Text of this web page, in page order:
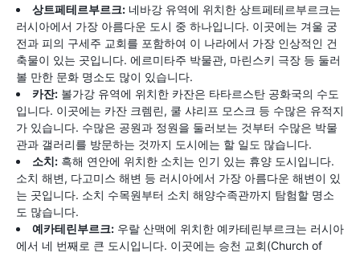
상트페테르부르크: 네바강 유역에 위치한 상트페테르부르크는
러시아에서 가장 아름다운 도시 중 하나입니다. 이곳에는 겨울 궁
전과 피의 구세주 교회를 포함하여 이 나라에서 가장 인상적인 건
축물이 있는 곳입니다. 에르미타주 박물관, 마린스키 극장 등 둘러
볼 만한 문화 명소도 많이 있습니다.
카잔: 볼가강 유역에 위치한 카잔은 타타르스탄 공화국의 수도
입니다. 이곳에는 카잔 크렘린, 쿨 샤리프 모스크 등 수많은 유적지
가 있습니다. 수많은 공원과 정원을 둘러보는 것부터 수많은 박물
관과 갤러리를 방문하는 것까지 도시에는 할 일도 많습니다.
소치: 흑해 연안에 위치한 소치는 인기 있는 휴양 도시입니다.
소치 해변, 다고미스 해변 등 러시아에서 가장 아름다운 해변이 있
는 곳입니다. 소치 수목원부터 소치 해양수족관까지 탐험할 명소
도 많습니다.
예카테린부르크: 우랄 산맥에 위치한 예카테린부르크는 러시아
에서 네 번째로 큰 도시입니다. 이곳에는 승천 교회(Church of